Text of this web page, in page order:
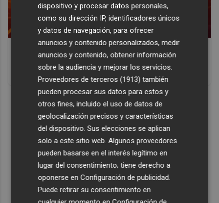
Corepunk MMORPG
Un verdadero MMORPG de la vieja escuela ¡Cómo los de
antes, pero mejor!
DISCOVER WITH
dispositivo y procesar datos personales,
como su dirección IP, identificadores únicos
y datos de navegación, para ofrecer
anuncios y contenido personalizados, medir
anuncios y contenido, obtener información
sobre la audiencia y mejorar los servicios.
Proveedores de terceros (1913) también
pueden procesar sus datos para estos y
otros fines, incluido el uso de datos de
geolocalización precisos y características
del dispositivo. Sus elecciones se aplican
solo a este sitio web. Algunos proveedores
pueden basarse en el interés legítimo en
lugar del consentimiento; tiene derecho a
oponerse enConfiguración de publicidad
Puede retirar su consentimiento en